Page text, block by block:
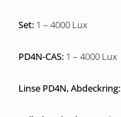
1 – 4000 Lux
1 – 4000 Lux